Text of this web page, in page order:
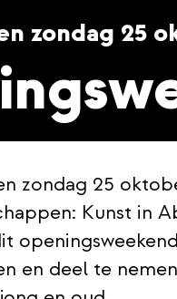
zondag 25
zondag 25
Kunst in
en deel te